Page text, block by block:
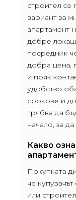
строител се
вариант за
апартамент
добре
посредник
добра цена,
и пряк
удобство
срокове и
трябва да
начало, за
Какво
Покупката
че
или